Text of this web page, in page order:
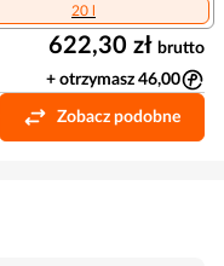
20 l
622,30 zł brutto
+ otrzymasz 46,00
Zobacz podobne